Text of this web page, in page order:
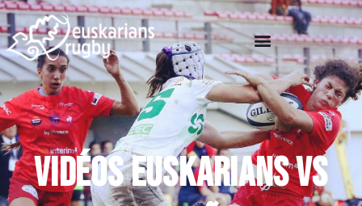
Vidéos Euskarians VS